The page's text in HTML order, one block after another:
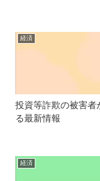
経済
投資等詐欺の被害者
る最新情報
経済